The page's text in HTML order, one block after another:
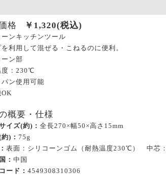
格 ￥ 1,320(税込)
ーンキッチンツール
利用して混ぜる・こねるのに便利。
ン部
度：230℃
パン使用可能
概要・仕様
イズ(約)： 全長270×幅50×高さ15mm
)： 75g
表面：シリコーンゴム（耐熱温度230℃） 中芯
： 中国
ード： 4549308310306